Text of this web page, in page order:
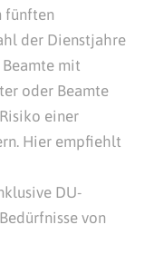
fünften
der Dienstjahre
mit
oder Beamte
einer
Hier empfiehlt
DU-
von